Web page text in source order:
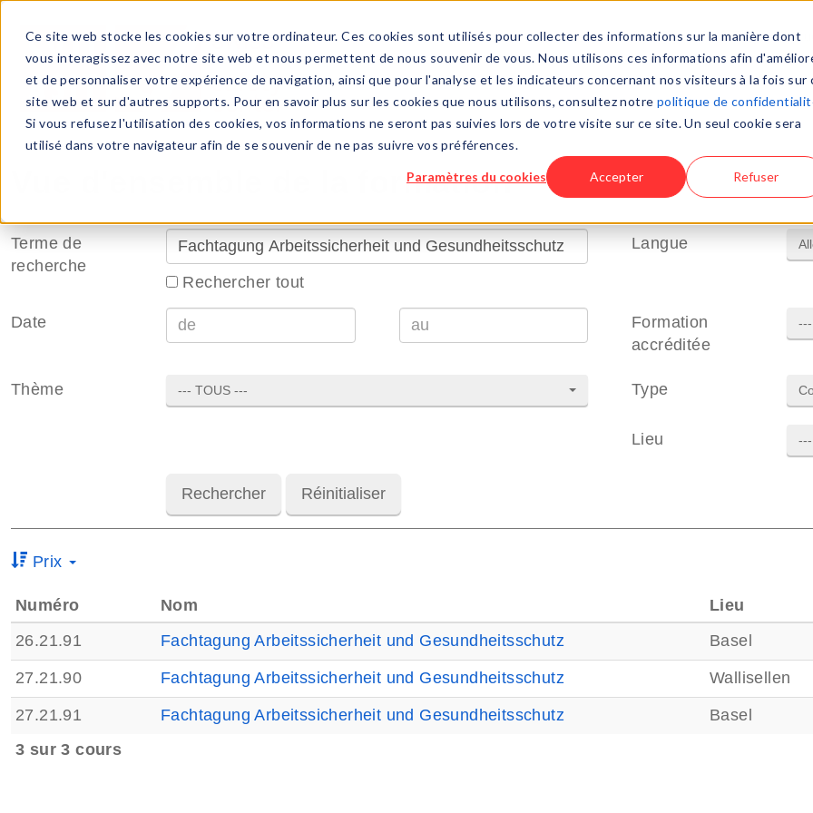
Ce site web stocke les cookies sur votre ordinateur. Ces cookies sont utilisés pour collecter des informations sur la manière dont
vous interagissez avec notre site web et nous permettent de nous souvenir de vous. Nous utilisons ces informations afin
et de personnaliser votre expérience de navigation, ainsi que pour l'analyse et les indicateurs concernant nos visiteurs à la fois sur
site web et sur d'autres supports. Pour en savoir plus sur les cookies que nous utilisons, consultez notre politique de
Si vous refusez l'utilisation des cookies, vos informations ne seront pas suivies lors de votre visite sur ce site. Un seul cookie sera
utilisé dans votre navigateur afin de se souvenir de ne pas suivre vos préférences.
Paramètres du cookies Accepter Refuser
Page
Vue d'ensemble de la formation
Terme de
recherche
Rechercher tout
Langue
Date
Formation
accréditée
Thème --- TOUS --- Type
Lieu
Prix
Numéro Nom Lieu
3 sur 3 cours
26.21.91 Fachtagung Arbeitssicherheit und Gesundheitsschutz Basel
27.21.90 Fachtagung Arbeitssicherheit und Gesundheitsschutz Wallisellen
27.21.91 Fachtagung Arbeitssicherheit und Gesundheitsschutz Basel